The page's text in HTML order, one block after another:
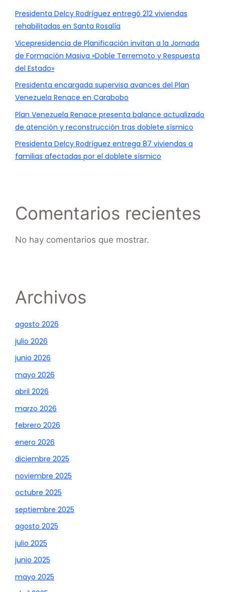
Presidenta Delcy Rodríguez entregó 212 viviendas
rehabilitadas en Santa Rosalía
Vicepresidencia de Planificación invitan a la Jornada
de Formación Masiva «Doble Terremoto y Respuesta
del Estado»
Presidenta encargada supervisa avances del Plan
Venezuela Renace en Carabobo
Plan Venezuela Renace presenta balance actualizado
de atención y reconstrucción tras doblete sísmico
Presidenta Delcy Rodríguez entrega 87 viviendas a
familias afectadas por el doblete sísmico
Comentarios recientes
No hay comentarios que mostrar.
Archivos
agosto 2026
julio 2026
junio 2026
mayo 2026
abril 2026
marzo 2026
febrero 2026
enero 2026
diciembre 2025
noviembre 2025
octubre 2025
septiembre 2025
agosto 2025
julio 2025
junio 2025
mayo 2025